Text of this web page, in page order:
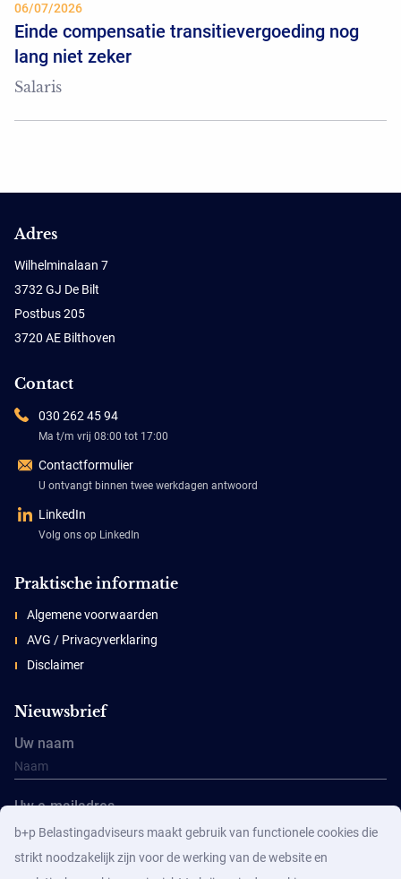
06/07/2026
Einde compensatie transitievergoeding nog
lang niet zeker
Salaris
Adres
Wilhelminalaan 7
3732 GJ De Bilt
Postbus 205
3720 AE Bilthoven
Contact
030 262 45 94
Ma t/m vrij 08:00 tot 17:00
Contactformulier
U ontvangt binnen twee werkdagen antwoord
LinkedIn
Volg ons op LinkedIn
Praktische informatie
Algemene voorwaarden
AVG / Privacyverklaring
Disclaimer
Nieuwsbrief
Uw naam
Uw e-mailadres
b+p Belastingadviseurs maakt gebruik van functionele cookies die
strikt noodzakelijk zijn voor de werking van de website en